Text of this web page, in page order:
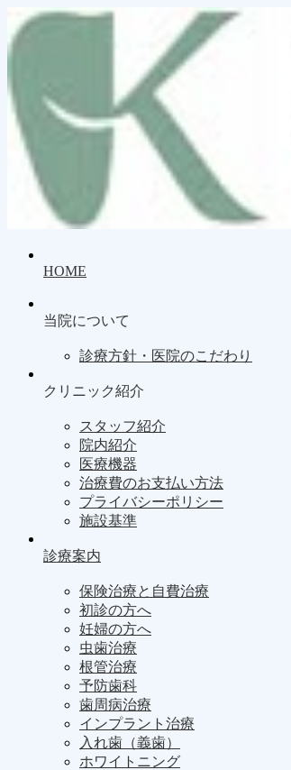
HOME
当院について
診療方針・医院のこだわり
クリニック紹介
スタッフ紹介
院内紹介
医療機器
治療費のお支払い方法
プライバシーポリシー
施設基準
診療案内
保険治療と自費治療
初診の方へ
妊婦の方へ
虫歯治療
根管治療
予防歯科
歯周病治療
インプラント治療
入れ歯（義歯）
ホワイトニング